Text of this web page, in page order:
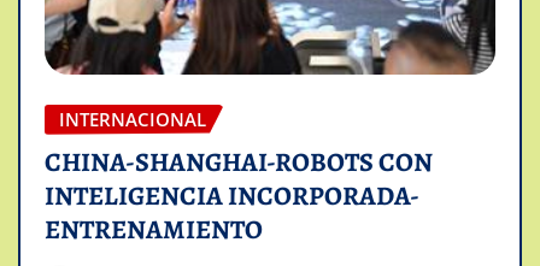
INTERNACIONAL
CHINA-SHANGHAI-ROBOTS CON
INTELIGENCIA INCORPORADA-
ENTRENAMIENTO